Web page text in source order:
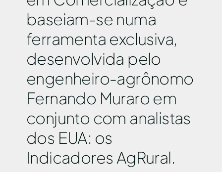
baseiam-se numa
ferramenta exclusiva,
desenvolvida pelo
engenheiro-agrônomo
Fernando Muraro em
conjunto com analistas
dos EUA: os
Indicadores AgRural.